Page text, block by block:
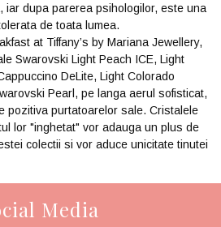
iar dupa parerea psihologilor, este una
de toata lumea.
at Tiffany’s by Mariana Jewellery,
Swarovski Light Peach ICE, Light
DeLite, Light Colorado
Pearl, pe langa aerul sofisticat,
pozitiva purtatoarelor sale. Cristalele
lor "inghetat" vor adauga un plus de
colectii si vor aduce unicitate tinutei
Media